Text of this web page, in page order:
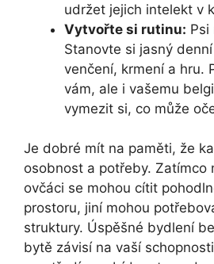
udržet jejich intelekt v
Vytvořte si rutinu: Psi
Stanovte si jasný
venčení, krmení a hru.
vám, ale i vašemu
vymezit si, co může
Je dobré mít na paměti, že
osobnost a potřeby. Zatímco
ovčáci se mohou cítit
prostoru, jiní mohou
struktury. Úspěšné bydlení
bytě závisí na vaší